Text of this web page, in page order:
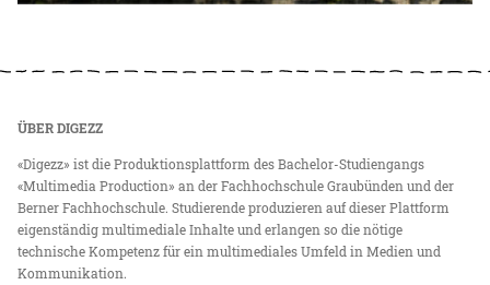
ÜBER DIGEZZ
«Digezz» ist die Produktionsplattform des Bachelor-Studiengangs
«Multimedia Production» an der Fachhochschule Graubünden und der
Berner Fachhochschule. Studierende produzieren auf dieser Plattform
eigenständig multimediale Inhalte und erlangen so die nötige
technische Kompetenz für ein multimediales Umfeld in Medien und
Kommunikation.